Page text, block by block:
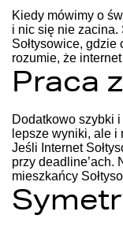
Kiedy mówimy o
i nic się nie zacina.
Sołtysowice,
rozumie, że
Praca
Dodatkowo szybki i
lepsze wyniki, ale
Jeśli Internet
przy deadline’ach.
mieszkańcy